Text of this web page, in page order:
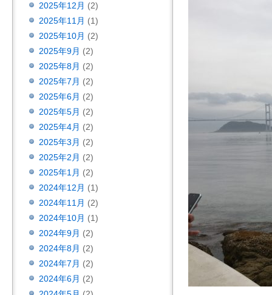
2025年12月 (2)
2025年11月 (1)
2025年10月 (2)
2025年9月 (2)
2025年8月 (2)
2025年7月 (2)
2025年6月 (2)
2025年5月 (2)
2025年4月 (2)
2025年3月 (2)
2025年2月 (2)
2025年1月 (2)
2024年12月 (1)
2024年11月 (2)
2024年10月 (1)
2024年9月 (2)
2024年8月 (2)
2024年7月 (2)
2024年6月 (2)